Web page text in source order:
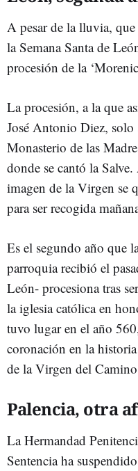
A pesar de la lluvia,
la Semana Santa de
procesión de la
La procesión, a la que
José Antonio Diez, solo
Monasterio de las
donde se cantó la
imagen de la Virgen se
para ser recogida
Es el segundo año que
parroquia recibió el
León- procesiona tras
la iglesia católica en
tuvo lugar en el año
coronación en la
de la Virgen del
Palencia, otra
La Hermandad
Sentencia ha